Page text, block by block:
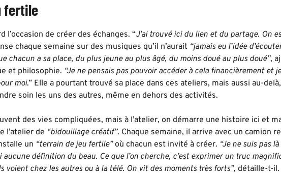
fertile
l’occasion de créer des échanges. “J’ai trouvé ici du lien et du partage. On
chaque semaine sur des musiques qu’il n’aurait “jamais eu l’idée
chacun a sa place, du plus jeune au plus âgé, du moins doué au plus doué”,
et philosophie. “Je ne pensais pas pouvoir accéder à cela financièrement et
moi.” Elle a pourtant trouvé sa place dans ces ateliers, mais aussi au-
soin les uns des autres, même en dehors des activités.
des vies compliquées, mais à l’atelier, on démarre une histoire ici et
l’atelier de “bidouillage créatif”. Chaque semaine, il arrive avec un camion
un “terrain de jeu fertile”où chacun est invité à créer. “Je ne suis pas
aucune définition du beau. Ce que l’on cherche, c’est exprimer un truc
voient chez les autres ou à la télé. On vit des moments très forts”, détaille-t-il.